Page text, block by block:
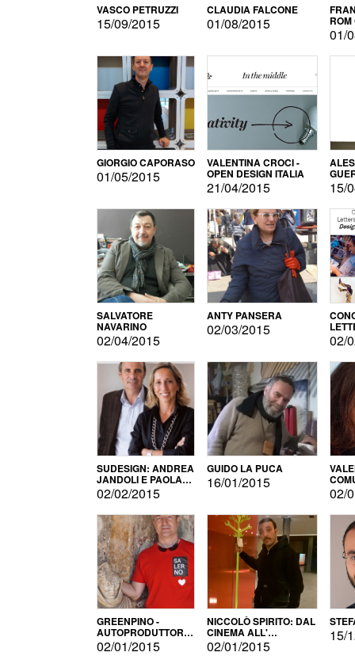
VASCO PETRUZZI
15/09/2015
CLAUDIA FALCONE
01/08/2015
01/
GIORGIO CAPORASO
01/05/2015
VALENTINA CROCI -
OPEN DESIGN ITALIA
21/04/2015 15/
SALVATORE
NAVARINO
02/04/2015
ANTY PANSERA
02/03/2015
02/
SUDESIGN: ANDREA
JANDOLI E PAOLA
PISAPIA
02/02/2015
GUIDO LA PUCA
16/01/2015
02/
GREENPINO -
AUTOPRODUTTORE
PER AMORE
02/01/2015
NICCOLÒ SPIRITO: DAL
CINEMA ALL'
AUTOPRODUZIONE
02/01/2015
15/